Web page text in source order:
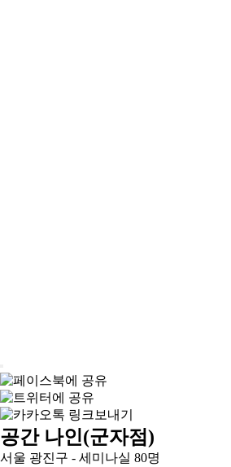
공간 나인(군자점)
서울 광진구 - 세미나실 80명